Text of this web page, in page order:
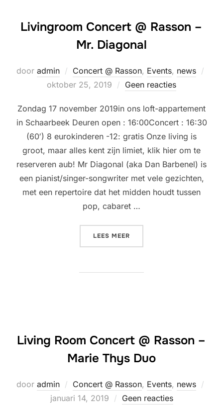
Livingroom Concert @ Rasson –
Mr. Diagonal
door admin Concert @ Rasson, Events, news
oktober 25, 2019 Geen reacties
Zondag 17 november 2019in ons loft-appartement
in Schaarbeek Deuren open : 16:00Concert : 16:30
(60′) 8 eurokinderen -12: gratis Onze living is
groot, maar alles kent zijn limiet, klik hier om te
reserveren aub! Mr Diagonal (aka Dan Barbenel) is
een pianist/singer-songwriter met vele gezichten,
met een repertoire dat het midden houdt tussen
pop, cabaret …
LEES MEER
Living Room Concert @ Rasson –
Marie Thys Duo
door admin Concert @ Rasson, Events, news
januari 14, 2019 Geen reacties